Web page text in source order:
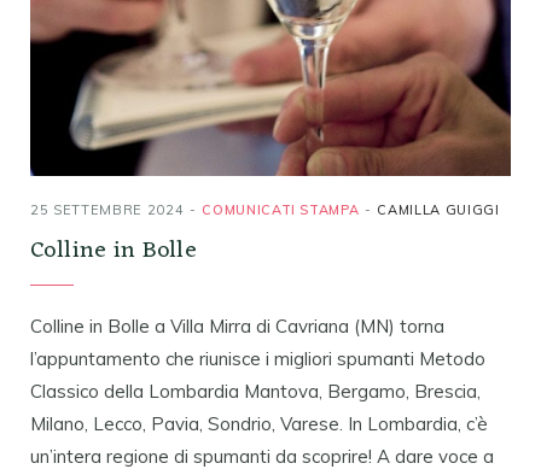
25 SETTEMBRE 2024 COMUNICATI STAMPA CAMILLA GUIGGI
Colline in Bolle
Colline in Bolle a Villa Mirra di Cavriana (MN) torna
l’appuntamento che riunisce i migliori spumanti Metodo
Classico della Lombardia Mantova, Bergamo, Brescia,
Milano, Lecco, Pavia, Sondrio, Varese. In Lombardia, c’è
un’intera regione di spumanti da scoprire! A dare voce a